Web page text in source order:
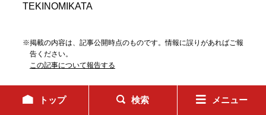
トップ 検索 メニュー
TEKINOMIKATA
※掲載の内容は、記事公開時点のものです。情報に誤りがあればご報
告ください。
この記事について報告する